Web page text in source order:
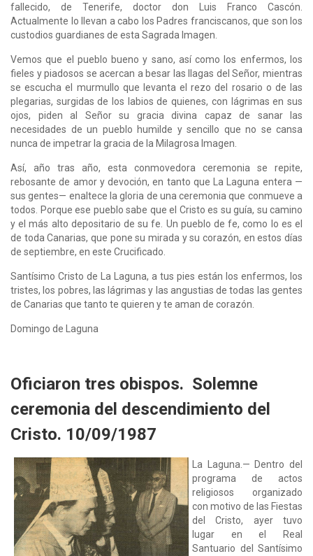
fallecido, de Tenerife, doctor don Luis Franco Cascón.
Actualmente lo llevan a cabo los Padres franciscanos, que son los
custodios guardianes de esta Sagrada Imagen.
Vemos que el pueblo bueno y sano, así como los enfermos, los
fieles y piadosos se acercan a besar las llagas del Señor, mientras
se escucha el murmullo que levanta el rezo del rosario o de las
plegarias, surgidas de los labios de quienes, con lágrimas en sus
ojos, piden al Señor su gracia divina capaz de sanar las
necesidades de un pueblo humilde y sencillo que no se cansa
nunca de impetrar la gracia de la Milagrosa Imagen.
Así, año tras año, esta conmovedora ceremonia se repite,
rebosante de amor y devoción, en tanto que La Laguna entera —
sus gentes— enaltece la gloria de una ceremonia que conmueve a
todos. Porque ese pueblo sabe que el Cristo es su guía, su camino
y el más alto depositario de su fe. Un pueblo de fe, como lo es el
de toda Canarias, que pone su mirada y su corazón, en estos días
de septiembre, en este Crucificado.
Santísimo Cristo de La Laguna, a tus pies están los enfermos, los
tristes, los pobres, las lágrimas y las angustias de todas las gentes
de Canarias que tanto te quieren y te aman de corazón.
Domingo de Laguna
Oficiaron tres obispos. Solemne
ceremonia del descendimiento del
Cristo. 10/09/1987
La Laguna.— Dentro del
programa de actos
religiosos organizado
con motivo de las Fiestas
del Cristo, ayer tuvo
lugar en el Real
Santuario del Santísimo